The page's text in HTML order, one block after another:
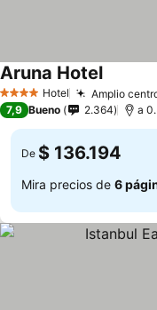
4 EstrellasHotel Amplio
Aruna HotelVer
7,9 Bueno 2.364 a
De $ 136.194
Mira precios de 6